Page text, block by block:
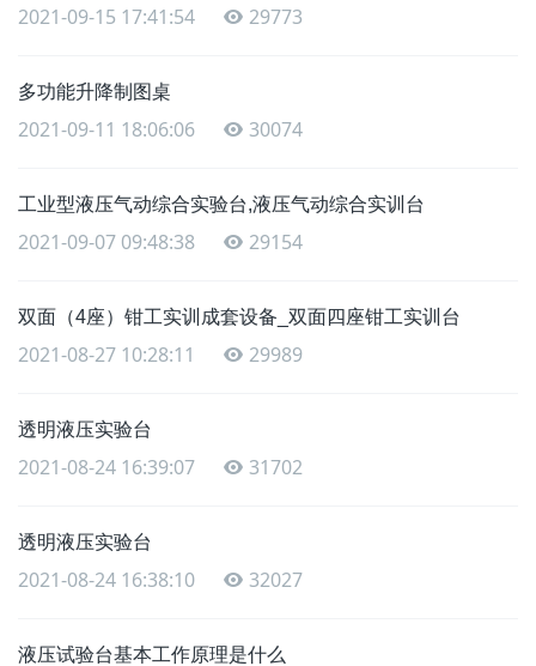
2021-09-15 17:41:54 29773
多功能升降制图桌
2021-09-11 18:06:06 30074
工业型液压气动综合实验台,液压气动综合实训台
2021-09-07 09:48:38 29154
双面（4座）钳工实训成套设备_双面四座钳工实训台
2021-08-27 10:28:11 29989
透明液压实验台
2021-08-24 16:39:07 31702
透明液压实验台
2021-08-24 16:38:10 32027
液压试验台基本工作原理是什么